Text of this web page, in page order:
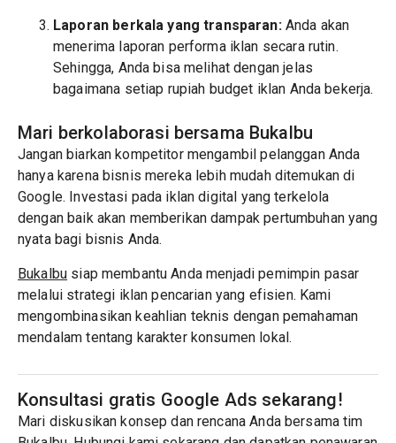
Laporan berkala yang transparan:Anda akan
menerima laporan performa iklan secara rutin.
Sehingga, Anda bisa melihat dengan jelas
bagaimana setiap rupiah budget iklan Anda bekerja.
Mari berkolaborasi bersama Bukalbu
Jangan biarkan kompetitor mengambil pelanggan Anda
hanya karena bisnis mereka lebih mudah ditemukan di
Google. Investasi pada iklan digital yang terkelola
dengan baik akan memberikan dampak pertumbuhan yang
nyata bagi bisnis Anda.
Bukalbu siap membantu Anda menjadi pemimpin pasar
melalui strategi iklan pencarian yang efisien. Kami
mengombinasikan keahlian teknis dengan pemahaman
mendalam tentang karakter konsumen lokal.
Konsultasi gratis Google Ads sekarang!
Mari diskusikan konsep dan rencana Anda bersama tim